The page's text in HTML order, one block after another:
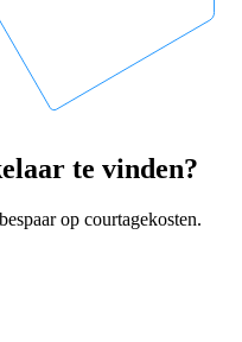
te vinden?
op courtagekosten.